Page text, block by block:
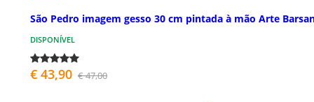
São Pedro imagem gesso 30 cm pintada à mão Arte
DISPONÍVEL
€ 43,90 € 47,00